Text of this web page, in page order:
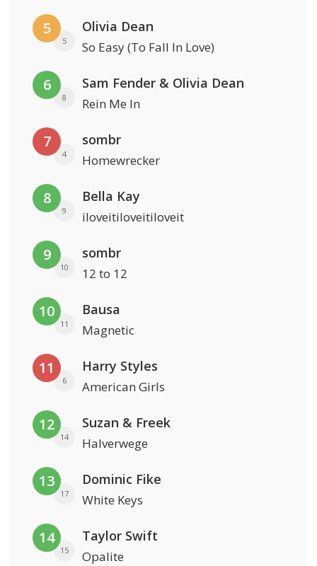
5
5
Olivia Dean
So Easy (To Fall In Love)
6
8
Sam Fender & Olivia Dean
Rein Me In
7
4
sombr
Homewrecker
8
9
Bella Kay
iloveitiloveitiloveit
9
10
sombr
12 to 12
10
11
Bausa
Magnetic
11
6
Harry Styles
American Girls
12
14
Suzan & Freek
Halverwege
13
17
Dominic Fike
White Keys
14
15
Taylor Swift
Opalite